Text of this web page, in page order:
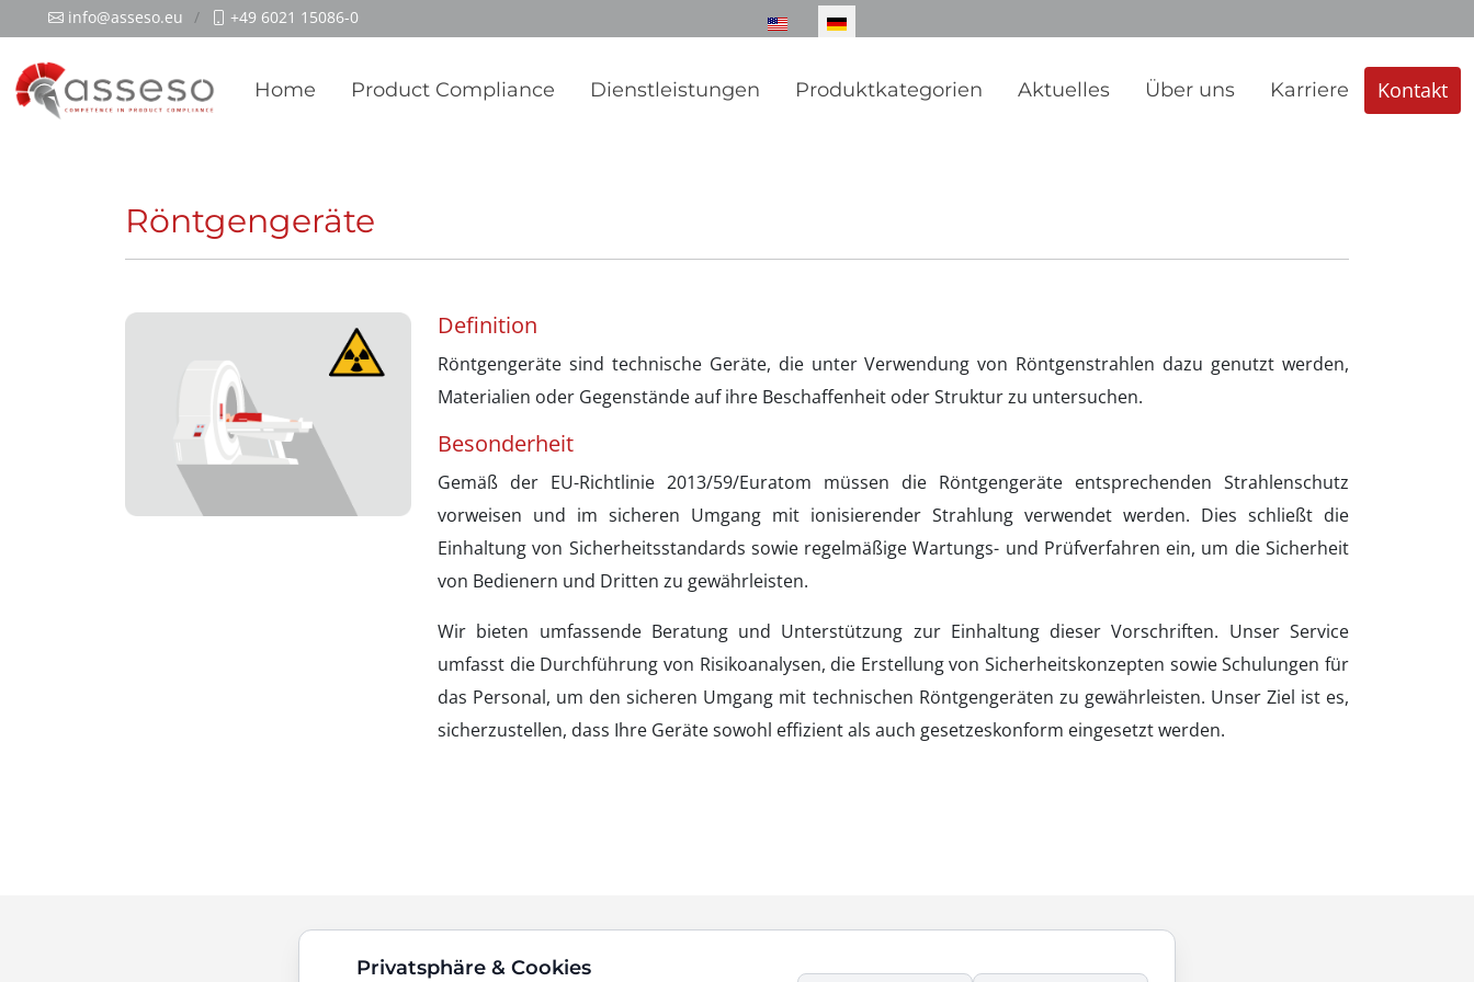
Home Product Compliance Dienstleistungen Produktkategorien Aktuelles Über uns Karriere Kontakt
info@asseso.eu +49 6021 15086-0 Sprache auswählen
Röntgengeräte
Definition
Röntgengeräte sind technische Geräte, die unter Verwendung von Röntgenstrahlen dazu genutzt werden,
Materialien oder Gegenstände auf ihre Beschaffenheit oder Struktur zu untersuchen.
Besonderheit
Gemäß der EU-Richtlinie 2013/59/Euratom müssen die Röntgengeräte entsprechenden Strahlenschutz
vorweisen und im sicheren Umgang mit ionisierender Strahlung verwendet werden. Dies schließt die
Einhaltung von Sicherheitsstandards sowie regelmäßige Wartungs- und Prüfverfahren ein, um die Sicherheit
von Bedienern und Dritten zu gewährleisten.
Wir bieten umfassende Beratung und Unterstützung zur Einhaltung dieser Vorschriften. Unser Service
umfasst die Durchführung von Risikoanalysen, die Erstellung von Sicherheitskonzepten sowie Schulungen für
das Personal, um den sicheren Umgang mit technischen Röntgengeräten zu gewährleisten. Unser Ziel ist es,
sicherzustellen, dass Ihre Geräte sowohl effizient als auch gesetzeskonform eingesetzt werden.
Webentwicklung durch REIKEM Webentwicklung
Privatsphäre & Cookies